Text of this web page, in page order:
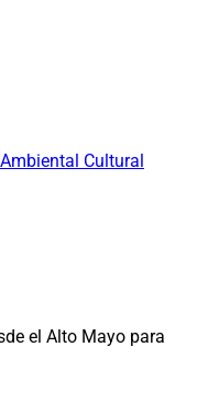
Ambiental Cultural
el Alto Mayo para